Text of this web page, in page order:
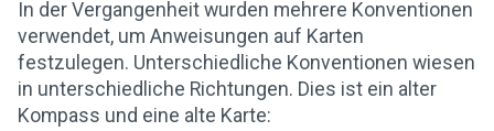
In der Vergangenheit wurden mehrere Konventionen
verwendet, um Anweisungen auf Karten
festzulegen. Unterschiedliche Konventionen wiesen
in unterschiedliche Richtungen. Dies ist ein alter
Kompass und eine alte Karte: